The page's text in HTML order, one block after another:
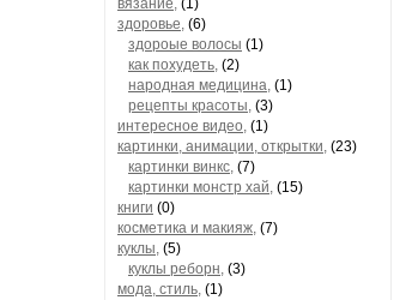
вязание, (1)
здоровье, (6)
здороые волосы (1)
как похудеть, (2)
народная медицина, (1)
рецепты красоты, (3)
интересное видео, (1)
картинки, анимации, открытки, (23)
картинки винкс, (7)
картинки монстр хай, (15)
книги (0)
косметика и макияж, (7)
куклы, (5)
куклы реборн, (3)
мода, стиль, (1)